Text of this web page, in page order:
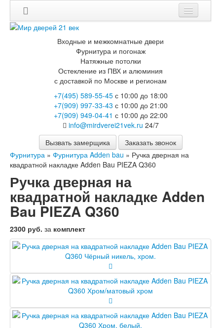
Мои заказы
Двери с терморазрывом для улицы
Противопожарные двери
Двери Бункер
Двери Лекс
Двери Термодор
Арктика
Монолит
Стайл
Термо
Термо Лацио
Флагман
Электрозамок Смарт
Заводские двери
Двери Лабиринт
Лабиринт Аляска Лайт
Лабиринт Арт
Лабиринт Атлантик
Лабиринт Бетон
Лабиринт Верса
Лабиринт Версаль
Лабиринт Гранд
Лабиринт Дверь двойная тамбурная под
заказ
Лабиринт Имперо
Входные и межкомнатные двери
Фурнитура и погонаж
Натяжные потолки
Остекление из ПВХ и алюминия
с доставкой по Москве и регионам
+7(495) 589-55-45с 10:00 до 18:00
+7(909) 997-33-43 с 10:00 до 21:00
+7(909) 949-04-41 с 10:00 до 22:00
info@mirdverei21vek.ru 24/7
Вызвать замерщика
Заказать звонок
Фурнитура » Фурнитура Adden bau » Ручка дверная на
квадратной накладке Adden Bau PIEZA Q360
Ручка дверная на
квадратной накладке Adden
Bau PIEZA Q360
2300 руб. за комплект